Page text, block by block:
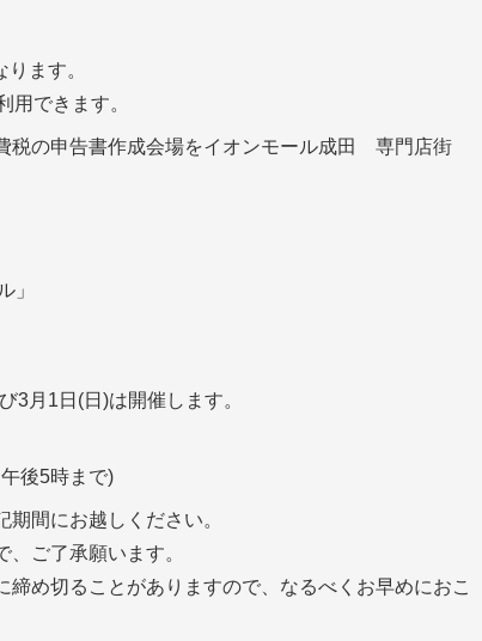
ます。
できます。
税の申告書作成会場をイオンモール成田 専門店街
」
3月1日(日)は開催します。
後5時まで)
間にお越しください。
ご了承願います。
め切ることがありますので、なるべくお早めにおこ